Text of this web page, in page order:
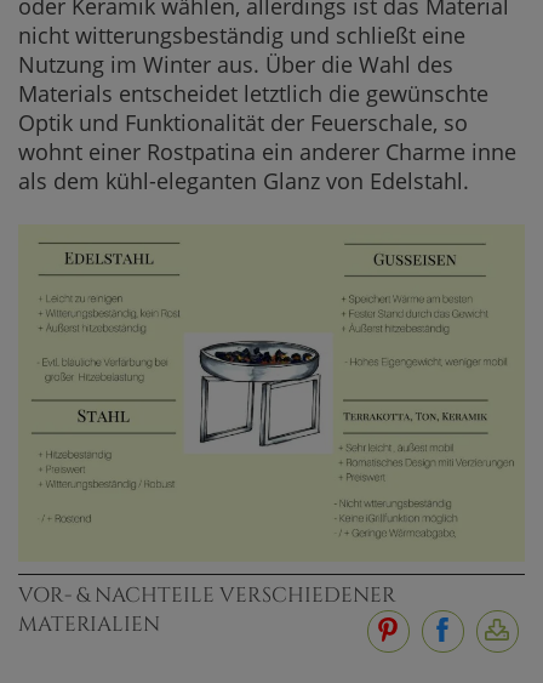
nicht witterungsbeständig und schließt eine
Nutzung im Winter aus. Über die Wahl des
Materials entscheidet letztlich die gewünschte
Optik und Funktionalität der Feuerschale, so
wohnt einer Rostpatina ein anderer Charme inne
als dem kühl-eleganten Glanz von Edelstahl.
VOR- & NACHTEILE VERSCHIEDENER
MATERIALIEN